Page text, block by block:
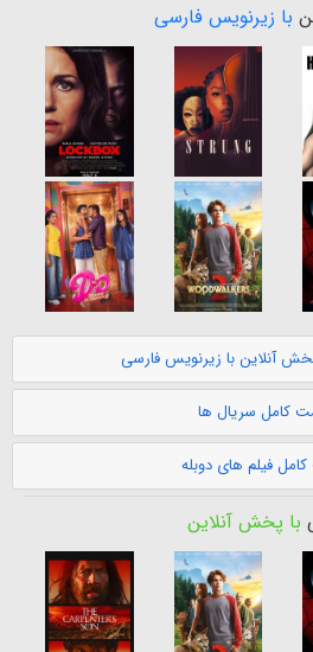
با زیرنویس فارسی
آنلاین با زیرنویس فارسی
کامل سریال ها
فیلم های دوبله
با پخش آنلاین